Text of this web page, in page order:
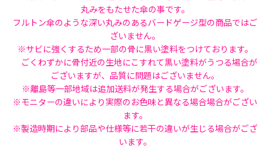
丸みをもたせた傘の事です。
フルトン傘のような深い丸みのあるバードゲージ型の商品ではご
ざいません。
※サビに強くするため一部の骨に黒い塗料をつけております。
ごくわずかに骨付近の生地にこすれて黒い塗料がうつる場合が
ございますが、品質に問題はございません。
※離島等一部地域は追加送料が発生する場合がございます。
※モニターの違いにより実際のお色味と異なる場合場合がござい
ます。
※製造時期により部品や仕様等に若干の違いが生じる場合がござ
います。